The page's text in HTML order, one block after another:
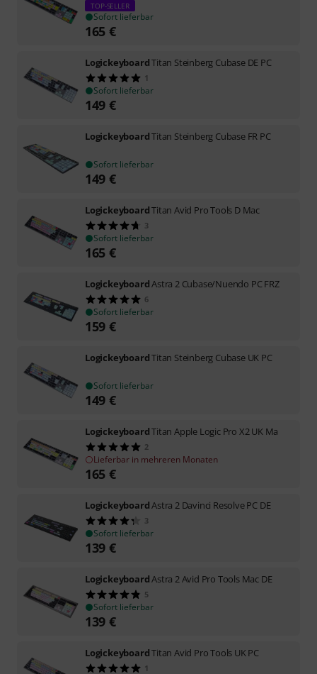
TOP-SELLER
Sofort lieferbar
165 €
LogickeyboardTitan Steinberg Cubase DE PC
1
Sofort lieferbar
149 €
LogickeyboardTitan Steinberg Cubase FR PC
Sofort lieferbar
149 €
LogickeyboardTitan Avid Pro Tools D Mac
3
Sofort lieferbar
165 €
LogickeyboardAstra 2 Cubase/Nuendo PC FRZ
6
Sofort lieferbar
159 €
LogickeyboardTitan Steinberg Cubase UK PC
Sofort lieferbar
149 €
LogickeyboardTitan Apple Logic Pro X2 UK Ma
2
Lieferbar in mehreren Monaten
165 €
LogickeyboardAstra 2 Davinci Resolve PC DE
3
Sofort lieferbar
139 €
LogickeyboardAstra 2 Avid Pro Tools Mac DE
5
Sofort lieferbar
139 €
LogickeyboardTitan Avid Pro Tools UK PC
1